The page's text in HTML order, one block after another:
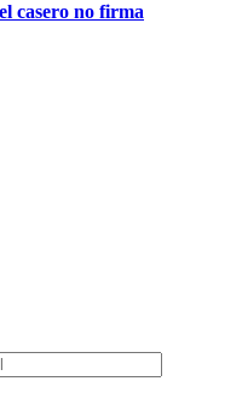
casero no firma